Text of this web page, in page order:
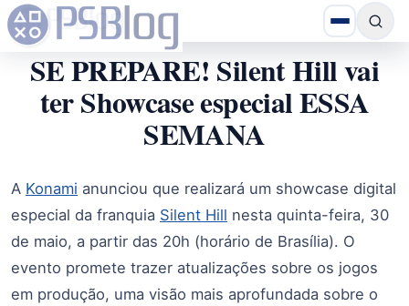
SE PREPARE! Silent Hill vai
ter Showcase especial ESSA
SEMANA
A Konami anunciou que realizará um showcase digital
especial da franquia Silent Hill nesta quinta-feira, 30
de maio, a partir das 20h (horário de Brasília). O
evento promete trazer atualizações sobre os jogos
em produção, uma visão mais aprofundada sobre o